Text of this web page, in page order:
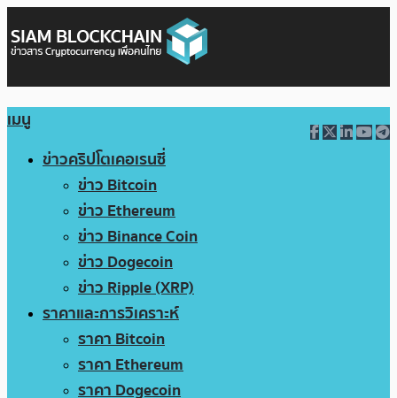
เมนู
ข่าวคริปโตเคอเรนซี่
ข่าว Bitcoin
ข่าว Ethereum
ข่าว Binance Coin
ข่าว Dogecoin
ข่าว Ripple (XRP)
ราคาและการวิเคราะห์
ราคา Bitcoin
ราคา Ethereum
ราคา Dogecoin